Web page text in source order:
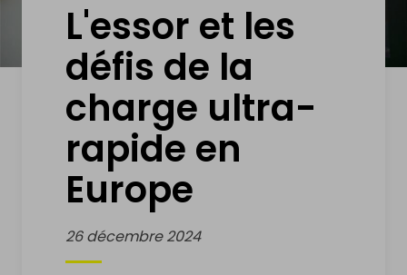
Motos électrique
Vélos électrique
Trottinettes électriques
Drones & Batteries
VENDRE
L'essor et les
défis de la
charge ultra-
rapide en
Europe
26 décembre 2024